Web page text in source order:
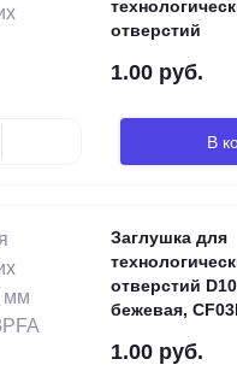
отверстий
1.00 руб.
В
Заглушка для
отверстий
бежевая,
1.00 руб.